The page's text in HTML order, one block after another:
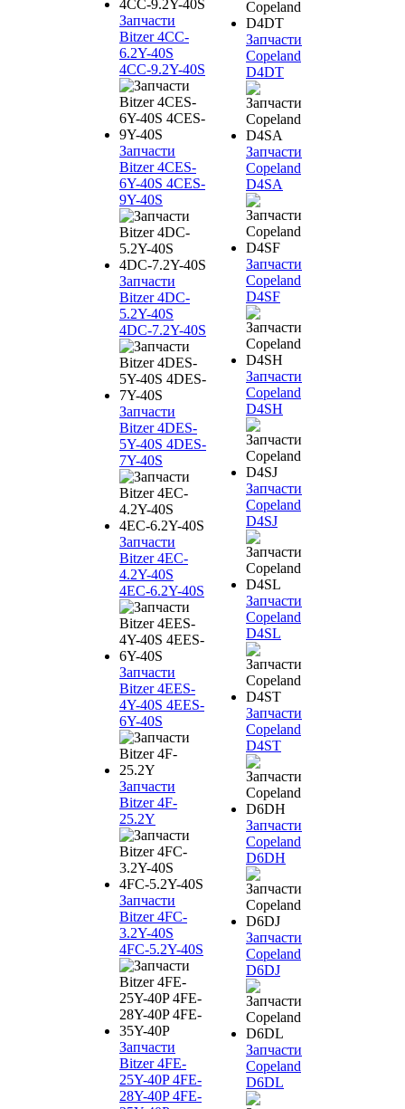
Запчасти
Bitzer 4CC-
6.2Y-40S
4CC-9.2Y-40S
Запчасти
Bitzer 4CES-
6Y-40S 4CES-
9Y-40S
Запчасти
Bitzer 4DC-
5.2Y-40S
4DC-7.2Y-40S
Запчасти
Bitzer 4DES-
5Y-40S 4DES-
7Y-40S
Запчасти
Bitzer 4EC-
4.2Y-40S
4EC-6.2Y-40S
Запчасти
Bitzer 4EES-
4Y-40S 4EES-
6Y-40S
Запчасти
Bitzer 4F-
25.2Y
Запчасти
Bitzer 4FC-
3.2Y-40S
4FC-5.2Y-40S
Запчасти
Bitzer 4FE-
25Y-40P 4FE-
28Y-40P 4FE-
Запчасти
Copeland
D4DT
Запчасти
Copeland
D4SA
Запчасти
Copeland
D4SF
Запчасти
Copeland
D4SH
Запчасти
Copeland
D4SJ
Запчасти
Copeland
D4SL
Запчасти
Copeland
D4ST
Запчасти
Copeland
D6DH
Запчасти
Copeland
D6DJ
Запчасти
Copeland
D6DL